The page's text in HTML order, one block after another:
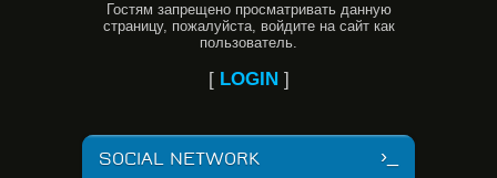
Гостям запрещено просматривать данную
страницу, пожалуйста, войдите на сайт как
пользователь.
[ LOGIN]
SOCIAL NETWORK